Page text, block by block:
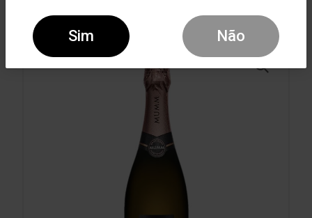
750ML
Sim Não